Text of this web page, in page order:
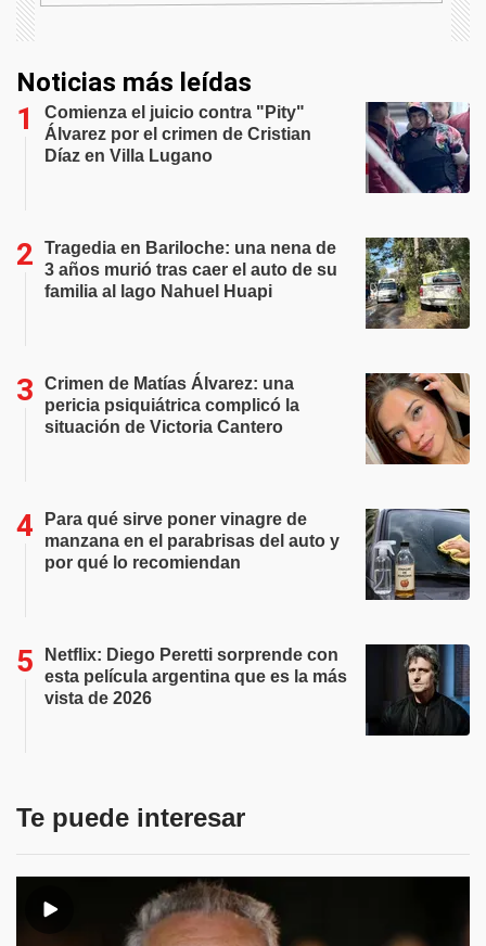
Noticias más leídas
Comienza el juicio contra "Pity"
Álvarez por el crimen de Cristian
Díaz en Villa Lugano
Tragedia en Bariloche: una nena de
3 años murió tras caer el auto de su
familia al lago Nahuel Huapi
Crimen de Matías Álvarez: una
pericia psiquiátrica complicó la
situación de Victoria Cantero
Para qué sirve poner vinagre de
manzana en el parabrisas del auto y
por qué lo recomiendan
Netflix: Diego Peretti sorprende con
esta película argentina que es la más
vista de 2026
Te puede interesar